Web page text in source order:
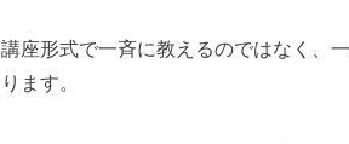
講座形式で一斉に教えるのではなく、
ります。